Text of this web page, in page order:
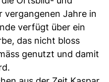
vergangenen Jahre in
verfügt über ein
das nicht bloss
genutzt und damit